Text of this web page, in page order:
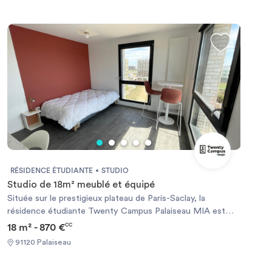
RÉSIDENCE ÉTUDIANTE STUDIO
Studio de 18m² meublé et équipé
Située sur le prestigieux plateau de Paris-Saclay, la
résidence étudiante Twenty Campus Palaiseau MIA est
spécialement conçue pour les étudiants d’Agro Paris Tech.
Son emplacement stratégique permet de rejoindre
facilement le campus et de profiter pleinement de la vie
18 m² - 870 €CC
91120 Palaiseau